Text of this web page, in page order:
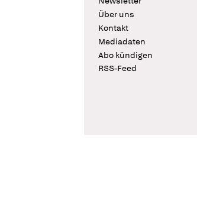
Über uns
Kontakt
Mediadaten
Abo kündigen
RSS-Feed